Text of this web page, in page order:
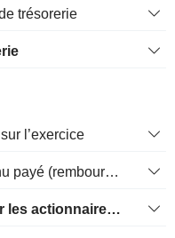
trésorerie
l’exercice
Trésorerie Impôt sur le revenu payé (remboursement)Impôt effectivement payé (remboursé) sur l’exercice
Flux de trésorerie libre pour les actionnaires FCFE